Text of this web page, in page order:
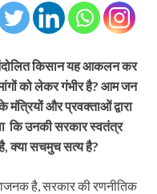
किसान यह आकलन कर
को लेकर गंभीर है? आम जन
और प्रवक्ताओं द्वारा
कि उनकी सरकार स्वतंत्र
क्या सचमुच सत्य है?
है, सरकार की रणनीतिक